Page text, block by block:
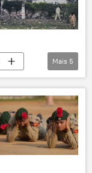
Mais 5